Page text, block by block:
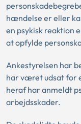
hændelse er eller
en psykisk reaktion
at opfylde
Ankestyrelsen har
har været udsat for
heraf har anmeldt
arbejdsskader.